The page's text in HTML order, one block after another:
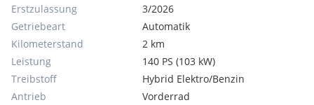
Erstzulassung
3/2026
Getriebeart
Automatik
Kilometerstand
2 km
Leistung
140 PS (103 kW)
Treibstoff
Hybrid Elektro/Benzin
Antrieb
Vorderrad